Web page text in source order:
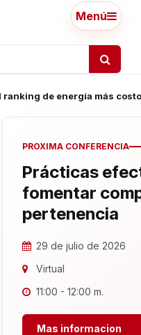
Menú
ranking de energía más
PROXIMA CONFERENCIA
Prácticas
fomentar
pertenencia
29 de julio de 2026
Virtual
11:00 - 12:00 m.
Mas informacion